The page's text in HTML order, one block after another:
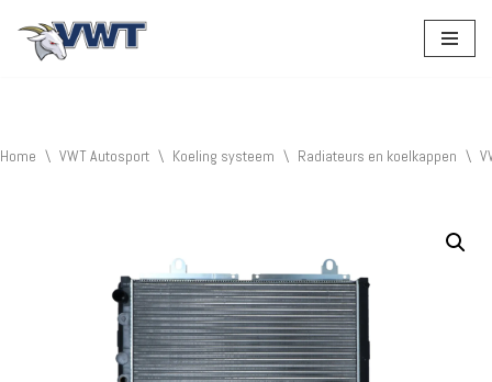
Home \ VWT Autosport \ Koeling systeem \ Radiateurs en koelkappen \